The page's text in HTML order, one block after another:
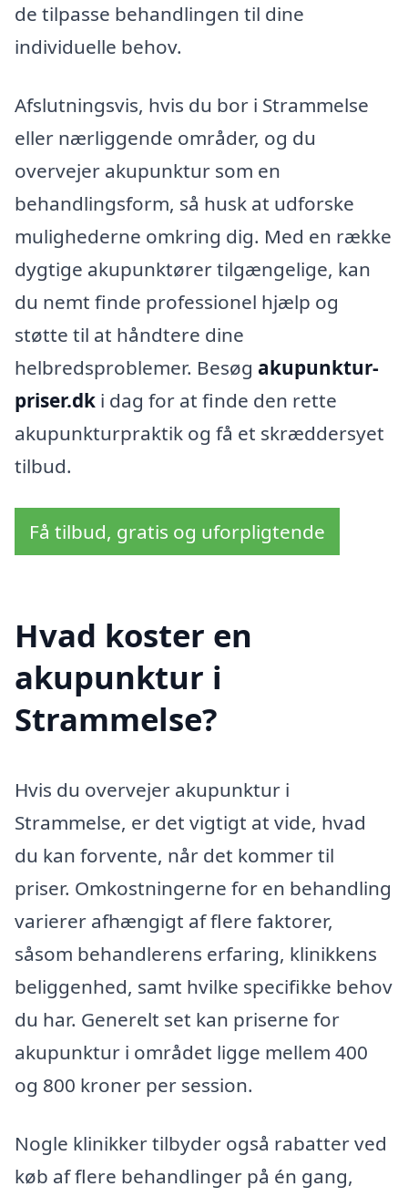
de tilpasse behandlingen til dine
individuelle behov.
Afslutningsvis, hvis du bor i Strammelse
eller nærliggende områder, og du
overvejer akupunktur som en
behandlingsform, så husk at udforske
mulighederne omkring dig. Med en række
dygtige akupunktører tilgængelige, kan
du nemt finde professionel hjælp og
støtte til at håndtere dine
helbredsproblemer. Besøg akupunktur-
priser.dk i dag for at finde den rette
akupunkturpraktik og få et skræddersyet
tilbud.
Få tilbud, gratis og uforpligtende
Hvad koster en
akupunktur i
Strammelse?
Hvis du overvejer akupunktur i
Strammelse, er det vigtigt at vide, hvad
du kan forvente, når det kommer til
priser. Omkostningerne for en behandling
varierer afhængigt af flere faktorer,
såsom behandlerens erfaring, klinikkens
beliggenhed, samt hvilke specifikke behov
du har. Generelt set kan priserne for
akupunktur i området ligge mellem 400
og 800 kroner per session.
Nogle klinikker tilbyder også rabatter ved
køb af flere behandlinger på én gang,